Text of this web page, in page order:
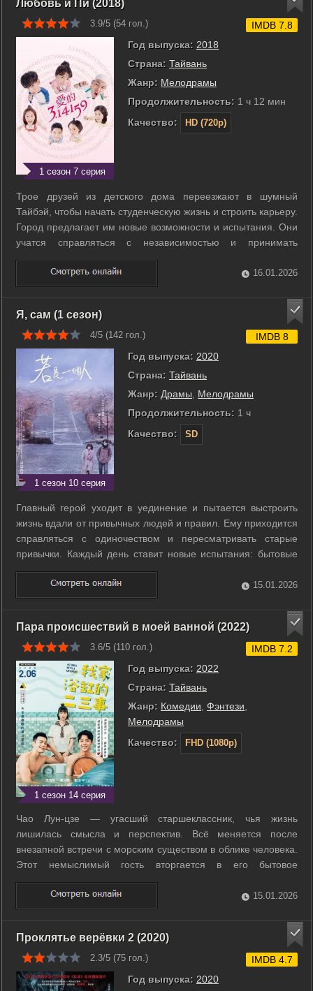
Любовь и Пи (2018)
3.9/5 (54 гол.)
1 сезон 7 серия
Год выпуска: 2018
Страна: Тайвань
Жанр: Мелодрамы
Продолжительность: 1 ч 12 мин
Качество:
HD (720p)
IMDB 7.8
Трое друзей из детского дома переезжают в шумный
Тайбэй, чтобы начать студенческую жизнь и строить карьеру.
Город предлагает им новые возможности и испытания. Они
учатся справляться с независимостью и принимать
взрослые решения. Между учёбой и работой возникают
личные привязки и неожиданные встречи. Каждый из них
ищет своё понимание счастья и ...
16.01.2026
Я, сам (1 сезон)
4/5 (142 гол.)
1 сезон 10 серия
Год выпуска: 2020
Страна: Тайвань
Жанр: Драмы
Мелодрамы
Продолжительность: 1 ч
Качество:
SD
IMDB 8
Главный герой уходит в уединение и пытается выстроить
жизнь вдали от привычных людей и правил. Ему приходится
справляться с одиночеством и пересматривать старые
привычки. Каждый день ставит новые испытания: бытовые
проблемы, внутренние сомнения и случайные встречи,
которые меняют перспективу. Постепенно он учится
слышать себя и принимать ...
15.01.2026
Пара происшествий в моей ванной (2022)
3.6/5 (110 гол.)
1 сезон 14 серия
Год выпуска: 2022
Страна: Тайвань
Жанр: Комедии Фэнтези
Мелодрамы
Качество:
FHD (1080p)
IMDB 7.2
Чао Лун-цзе — угасший старшеклассник, чья жизнь
лишилась смысла и перспектив. Всё меняется после
внезапной встречи с морским существом в облике человека.
Этот немыслимый гость вторгается в его бытовое
пространство и нарушает привычный ритм. Новое
знакомство пробуждает в Чао любопытство и постепенно
возвращает ему веру в будущее. Постепенно между ...
15.01.2026
Проклятье верёвки 2 (2020)
2.3/5 (75 гол.)
Год выпуска: 2020
IMDB 4.7